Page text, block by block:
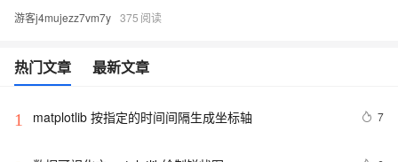
游客j4mujezz7vm7y 375
热门文章 最新文章
1 matplotlib 按指定的时间间隔生成坐标轴 7